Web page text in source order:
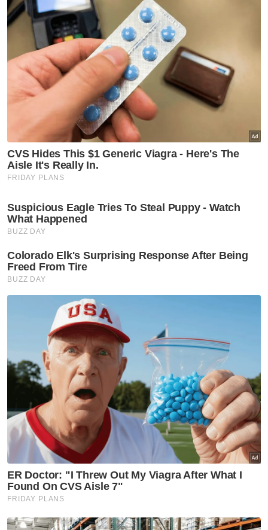
kebanyakan mempunyai lesen tetapi tiada
kelulusan tapak premis dan mereka memilih
lokasi tapak niaga tidak sesuai sehingga
mengganggu rumah kedai atau laluan lorong.
Operasi penguatkuasaan DBKL terhadap struktur tambahan
dibina tanpa kebenaran.
Selain itu beliau berkata, ada juga dalam